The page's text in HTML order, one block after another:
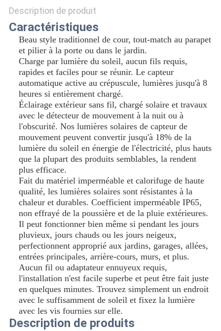
DU
SITE
POLITIQUE
CONFIDENTIALITÉ
Description de produit
Caractéristiques
Beau style traditionnel de cour, tout-match au parapet
et pilier à la porte ou dans le jardin.
Charge par lumière du soleil, aucun fils requis,
rapides et faciles pour se réunir. Le capteur
automatique active au crépuscule, lumières jusqu'à 8
heures si entièrement chargé.
Éclairage extérieur sans fil, chargé solaire et travaux
avec le détecteur de mouvement à la nuit ou à
l'obscurité. Nos lumières solaires de capteur de
mouvement peuvent convertir jusqu'à 18% de la
lumière du soleil en énergie de l'électricité, plus hauts
que la plupart des produits semblables, la rendent
plus efficace.
Fait du matériel imperméable et calorifuge de haute
qualité, les lumières solaires sont résistantes à la
chaleur et durables. Coefficient imperméable IP65,
non effrayé de la poussière et de la pluie extérieures.
Il peut fonctionner bien même si pendant les jours
pluvieux, jours chauds ou les jours neigeux,
perfectionnent approprié aux jardins, garages, allées,
entrées principales, arrière-cours, murs, et plus.
Aucun fil ou adaptateur ennuyeux requis,
l'installation n'est facile superbe et peut être fait juste
en quelques minutes. Trouvez simplement un endroit
avec le suffisamment de soleil et fixez la lumière
avec les vis fournies sur elle.
Description de produits